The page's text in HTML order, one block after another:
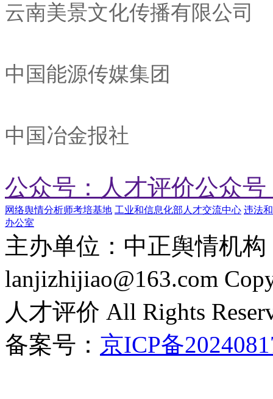
云南美景文化传播有限公司
中国能源传媒集团
中国冶金报社
公众号：人才评价公众号
网络舆情分析师考培基地 工业和信息化部人才交流中心 违法
办公室
主办单位：中正舆情机构
lanjizhijiao@163.com
人才评价 All Rights
备案号： 京ICP备